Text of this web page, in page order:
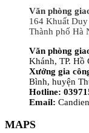
Văn phòng
164 Khuất
Thành phố Hà
Văn phòng
Khánh, TP. Hồ
Xưởng gia
Bình, huyện
Hotline:
Email:
MAPS